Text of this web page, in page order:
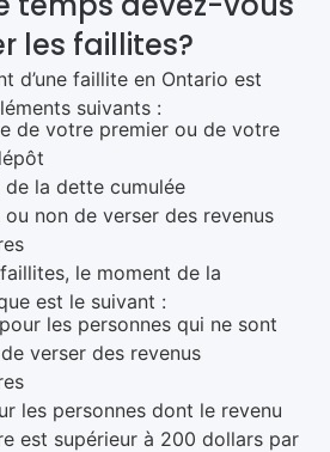
les faillites?
d’une faillite en Ontario est
suivants :
de votre premier ou de votre
de la dette cumulée
ou non de verser des revenus
le moment de la
est le suivant :
pour les personnes qui ne sont
verser des revenus
les personnes dont le revenu
est supérieur à 200 dollars par